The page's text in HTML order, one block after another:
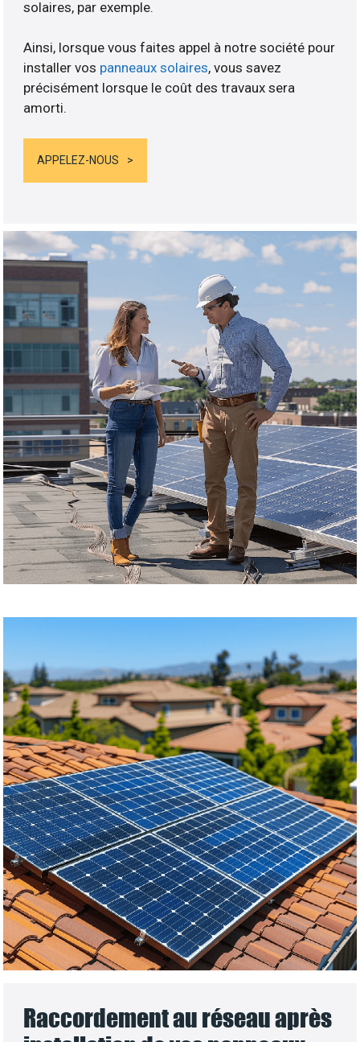
solaires, par exemple.
Ainsi, lorsque vous faites appel à notre société pour
installer vos panneaux solaires, vous savez
précisément lorsque le coût des travaux sera
amorti.
APPELEZ-NOUS
Raccordement au réseau après